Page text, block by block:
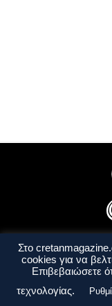
Ταυτότητα
Στο
cookies για να
Επιβεβαιώσετε
τεχνολογίας.